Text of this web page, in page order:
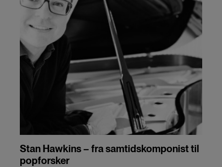
Stan Hawkins – fra samtidskomponist til
popforsker